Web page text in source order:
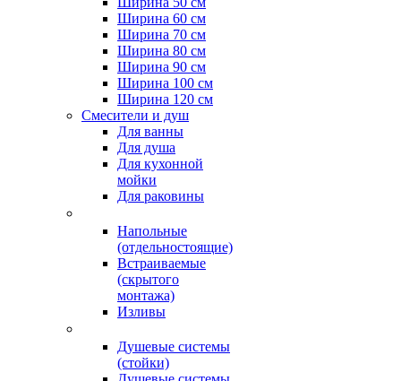
Ширина 60 см
Ширина 70 см
Ширина 80 см
Ширина 90 см
Ширина 100 см
Ширина 120 см
Смесители и душ
Для ванны
Для душа
Для кухонной
мойки
Для раковины
Напольные
(отдельностоящие)
Встраиваемые
(скрытого
монтажа)
Изливы
Душевые системы
(стойки)